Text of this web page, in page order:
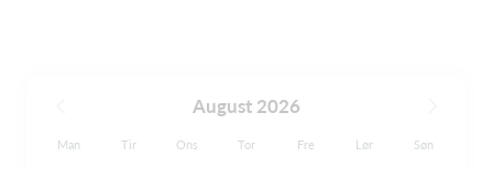
August 2026
Man Tir Ons Tor Fre Lør Søn